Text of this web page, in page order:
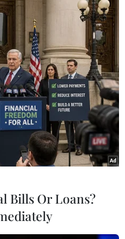
đã kích thích
không vũ trụ đã
tranh chiến lược
đó không nên
sự trong không
trụ ngày càng thu
sống của nhân loại
thống không gian,
gian với vai trò là
gia tăng.
Quốc Tập Cận Bình
Bills Or Loans?